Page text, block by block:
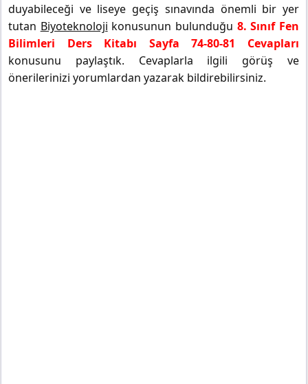
duyabileceği ve liseye geçiş sınavında önemli bir yer
tutan Biyoteknoloji konusunun bulunduğu 8. Sınıf Fen
Bilimleri Ders Kitabı Sayfa 74-80-81 Cevapları
konusunu paylaştık. Cevaplarla ilgili görüş ve
önerilerinizi yorumlardan yazarak bildirebilirsiniz.